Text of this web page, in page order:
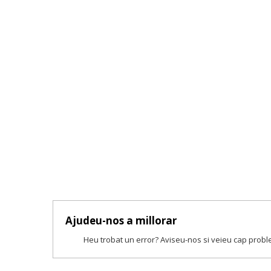
Ajudeu-nos a millorar
Heu trobat un error? Aviseu-nos si veieu cap